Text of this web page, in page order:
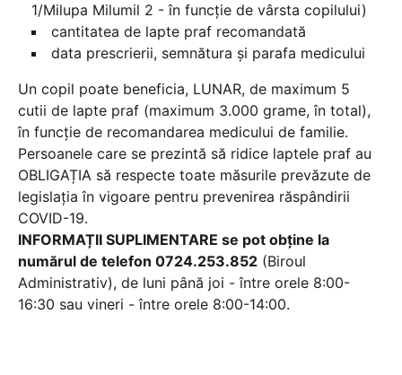
1/Milupa Milumil 2 - în funcție de vârsta copilului)
cantitatea de lapte praf recomandată
data prescrierii, semnătura și parafa medicului
Un copil poate beneficia, LUNAR, de maximum 5
cutii de lapte praf (maximum 3.000 grame, în total),
în funcție de recomandarea medicului de familie.
Persoanele care se prezintă să ridice laptele praf au
OBLIGAȚIA să respecte toate măsurile prevăzute de
legislația în vigoare pentru prevenirea răspândirii
COVID-19.
INFORMAȚII SUPLIMENTARE se pot obține la
numărul de telefon 0724.253.852 (Biroul
Administrativ), de luni până joi - între orele 8:00-
16:30 sau vineri - între orele 8:00-14:00.